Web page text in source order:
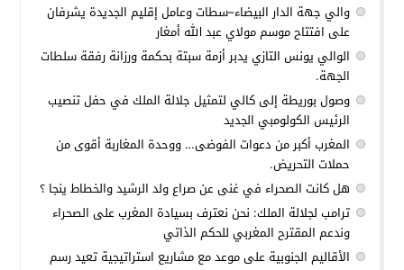
والي جهة الدار البيضاء–سطات وعامل إقليم الجديدة يشرفان
على افتتاح موسم مولاي عبد الله أمغار
الوالي يونس التازي يدبر أزمة سبتة بحكمة ورزانة رفقة سلطات
الجهة.
وصول بوريطة إلى كالي لتمثيل جلالة الملك في حفل تنصيب
الرئيس الكولومبي الجديد
المغرب أكبر من دعوات الفوضى… ووحدة المغاربة أقوى من
حملات التحريض.
هل كانت الصحراء في غنى عن صراع ولد الرشيد والخطاط ينجا ؟
ترامب لجلالة الملك: نحن نعترف بسيادة المغرب على الصحراء
وندعم المقترح المغربي للحكم الذاتي
الأقاليم الجنوبية على موعد مع مشاريع استراتيجية تعيد رسم